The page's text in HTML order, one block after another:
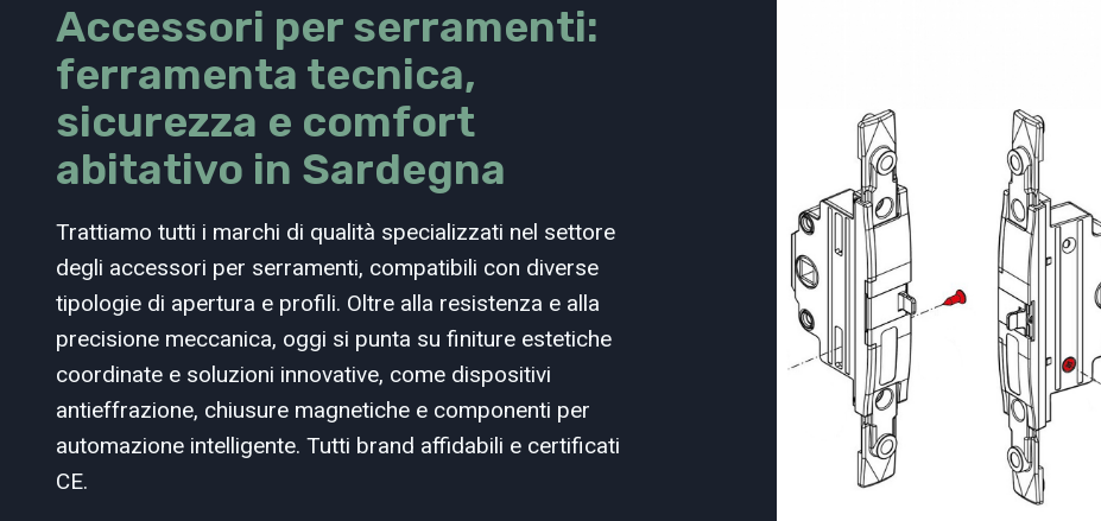
Accessori per serramenti:
ferramenta tecnica,
sicurezza e comfort
abitativo in Sardegna
Trattiamo tutti i marchi di qualità specializzati nel settore
degli accessori per serramenti, compatibili con diverse
tipologie di apertura e profili. Oltre alla resistenza e alla
precisione meccanica, oggi si punta su finiture estetiche
coordinate e soluzioni innovative, come dispositivi
antieffrazione, chiusure magnetiche e componenti per
automazione intelligente. Tutti brand affidabili e certificati
CE.